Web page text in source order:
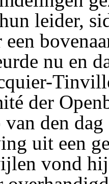
leider,
nu en
der
den dag
uit een
vond hij